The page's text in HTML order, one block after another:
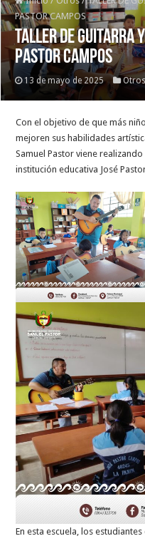
PASTOR CAMPOS
TALLER DE GUITARRA
PASTOR CAMPOS
13 de mayo de 2025
Con el objetivo de que más
mejoren sus habilidades
Samuel Pastor viene
institución educativa José
En esta escuela, los